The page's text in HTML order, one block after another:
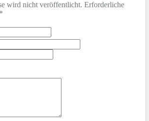
wird nicht veröffentlicht. Erforderliche